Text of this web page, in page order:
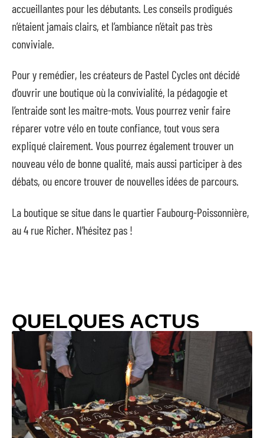
accueillantes pour les débutants. Les conseils prodigués
n’étaient jamais clairs, et l’ambiance n’était pas très
conviviale.
Pour y remédier, les créateurs de Pastel Cycles ont décidé
d’ouvrir une boutique où la convivialité, la pédagogie et
l’entraide sont les maitre-mots. Vous pourrez venir faire
réparer votre vélo en toute confiance, tout vous sera
expliqué clairement. Vous pourrez également trouver un
nouveau vélo de bonne qualité, mais aussi participer à des
débats, ou encore trouver de nouvelles idées de parcours.
La boutique se situe dans le quartier Faubourg-Poissonnière,
au 4 rue Richer. N’hésitez pas !
QUELQUES ACTUS